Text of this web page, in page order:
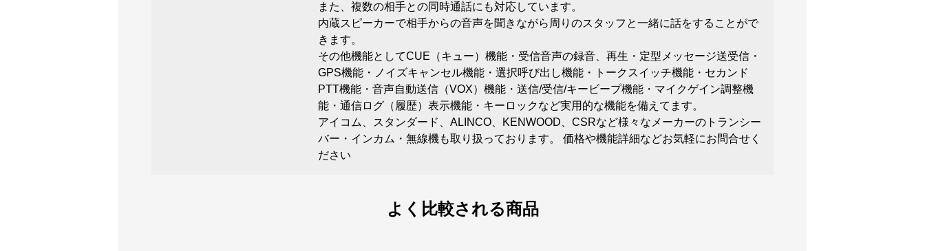
また、複数の相手との同時通話にも対応しています。
内蔵スピーカーで相手からの音声を聞きながら周りのスタッフと一緒に話をすることがで
きます。
その他機能としてCUE（キュー）機能・受信音声の録音、再生・定型メッセージ送受信・
GPS機能・ノイズキャンセル機能・選択呼び出し機能・トークスイッチ機能・セカンド
PTT機能・音声自動送信（VOX）機能・送信/受信/キービープ機能・マイクゲイン調整機
能・通信ログ（履歴）表示機能・キーロックなど実用的な機能を備えてます。
アイコム、スタンダード、ALINCO、KENWOOD、CSRなど様々なメーカーのトランシー
バー・インカム・無線機も取り扱っております。 価格や機能詳細などお気軽にお問合せく
ださい
よく比較される商品